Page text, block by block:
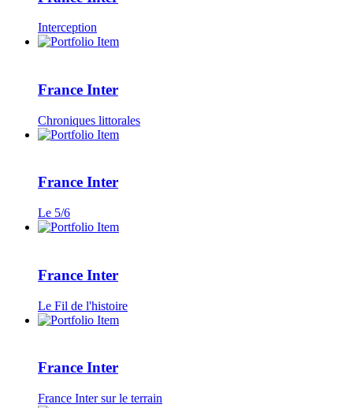
Interception
France Inter
Chroniques littorales
France Inter
Le 5/6
France Inter
Le Fil de l'histoire
France Inter
France Inter sur le terrain